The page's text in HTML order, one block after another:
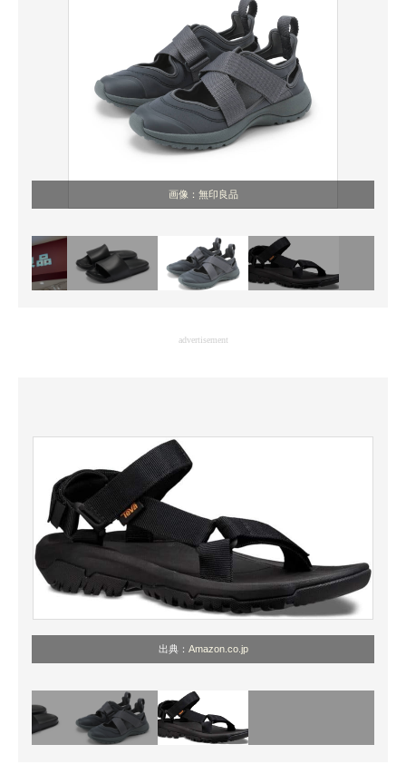
画像：無印良品
advertisement
出典： Amazon.co.jp